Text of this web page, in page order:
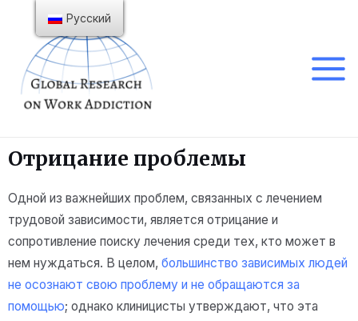
Отрицание проблемы
Одной из важнейших проблем, связанных с лечением
трудовой зависимости, является отрицание и
сопротивление поиску лечения среди тех, кто может в
нем нуждаться. В целом, большинство зависимых людей
не осознают свою проблему и не обращаются за
помощью; однако клиницисты утверждают, что эта
Русский